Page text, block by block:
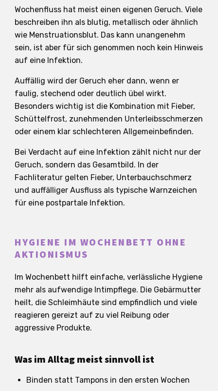
Wochenfluss hat meist einen eigenen Geruch. Viele
beschreiben ihn als blutig, metallisch oder ähnlich
wie Menstruationsblut. Das kann unangenehm
sein, ist aber für sich genommen noch kein Hinweis
auf eine Infektion.
Auffällig wird der Geruch eher dann, wenn er
faulig, stechend oder deutlich übel wirkt.
Besonders wichtig ist die Kombination mit Fieber,
Schüttelfrost, zunehmenden Unterleibsschmerzen
oder einem klar schlechteren Allgemeinbefinden.
Bei Verdacht auf eine Infektion zählt nicht nur der
Geruch, sondern das Gesamtbild. In der
Fachliteratur gelten Fieber, Unterbauchschmerz
und auffälliger Ausfluss als typische Warnzeichen
für eine postpartale Infektion.
HYGIENE IM WOCHENBETT OHNE
AKTIONISMUS
Im Wochenbett hilft einfache, verlässliche Hygiene
mehr als aufwendige Intimpflege. Die Gebärmutter
heilt, die Schleimhäute sind empfindlich und viele
reagieren gereizt auf zu viel Reibung oder
aggressive Produkte.
Was im Alltag meist sinnvoll ist
Binden statt Tampons in den ersten Wochen